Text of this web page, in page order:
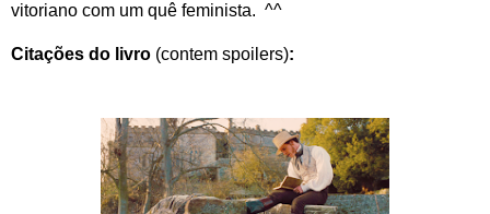
vitoriano com um quê feminista. ^^
Citações do livro (contem spoilers):